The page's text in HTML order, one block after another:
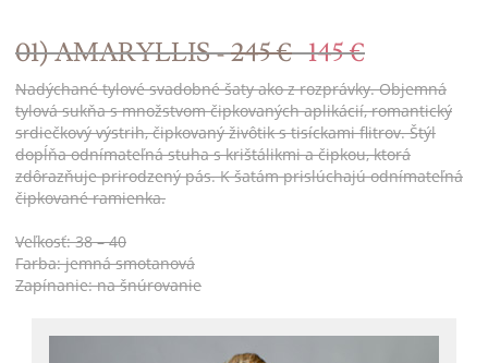
01) AMARYLLIS -245 € 145 €
Nadýchané tylové svadobné šaty ako z rozprávky. Objemná
tylová sukňa s množstvom čipkovaných aplikácií, romantický
srdiečkový výstrih, čipkovaný živôtik s tisíckami flitrov. Štýl
dopĺňa odnímateľná stuha s krištálikmi a čipkou, ktorá
zdôrazňuje prirodzený pás. K šatám prislúchajú odnímateľná
čipkované ramienka.
Veľkosť: 38 – 40
Farba: jemná smotanová
Zapínanie: na šnúrovanie